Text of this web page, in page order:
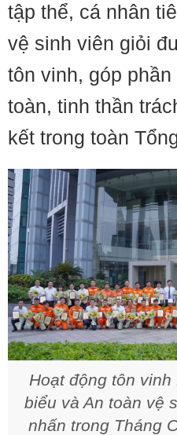
tập thể, cá nhân
vệ sinh viên giỏi
tôn vinh, góp
toàn, tinh thần
kết trong toàn
Hoạt động tôn
biểu và An toàn vệ
nhấn trong Tháng